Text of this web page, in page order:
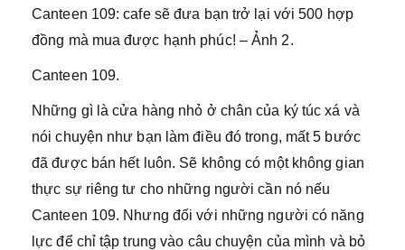
Canteen 109: cafe sẽ đưa bạn trở lại với 500 hợp
đồng mà mua được hạnh phúc! – Ảnh 2.
Canteen 109.
Những gì là cửa hàng nhỏ ở chân của ký túc xá và
nói chuyện như bạn làm điều đó trong, mất 5 bước
đã được bán hết luôn. Sẽ không có một không gian
thực sự riêng tư cho những người cần nó nếu
Canteen 109. Nhưng đối với những người có năng
lực để chỉ tập trung vào câu chuyện của mình và bỏ